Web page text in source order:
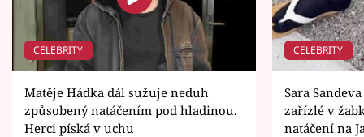
CELEBRITY
Matěje Hádka dál sužuje neduh
způsobený natáčením pod hladinou.
Herci píská v uchu
CELEBRITY
Sara
zařízlé v
natáčení na